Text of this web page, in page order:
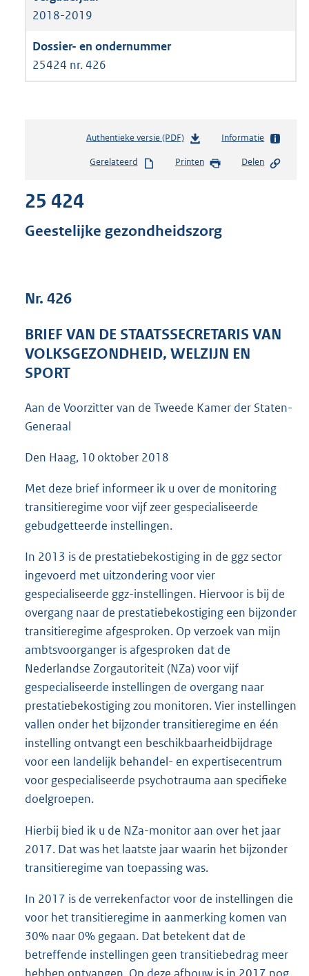
2018-2019
25424 nr. 426
Authentieke versie (PDF)b
s
d
s
e
:
b
Informatie
Gerelateerd Printen Delen
25 424
Geestelijke gezondheidszorg
Nr. 426
BRIEF VAN DE STAATSSECRETARIS VAN
VOLKSGEZONDHEID, WELZIJN EN
SPORT
Aan de Voorzitter van de Tweede Kamer der Staten-
Generaal
Den Haag, 10 oktober 2018
Met deze brief informeer ik u over de monitoring
transitieregime voor vijf zeer gespecialiseerde
gebudgetteerde instellingen.
In 2013 is de prestatiebekostiging in de ggz sector
ingevoerd met uitzondering voor vier
gespecialiseerde ggz-instellingen. Hiervoor is bij de
overgang naar de prestatiebekostiging een bijzonder
transitieregime afgesproken. Op verzoek van mijn
ambtsvoorganger is afgesproken dat de
Nederlandse Zorgautoriteit (NZa) voor vijf
gespecialiseerde instellingen de overgang naar
prestatiebekostiging zou monitoren. Vier instellingen
vallen onder het bijzonder transitieregime en één
instelling ontvangt een beschikbaarheidbijdrage
voor een landelijk behandel- en expertisecentrum
voor gespecialiseerde psychotrauma aan specifieke
doelgroepen.
Hierbij bied ik u de NZa-monitor aan over het jaar
2017. Dat was het laatste jaar waarin het bijzonder
transitieregime van toepassing was.
In 2017 is de verrekenfactor voor de instellingen die
voor het transitieregime in aanmerking komen van
30% naar 0% gegaan. Dat betekent dat de
betreffende instellingen geen transitiebedrag meer
hebben ontvangen. Op deze afbouw is in 2017 nog